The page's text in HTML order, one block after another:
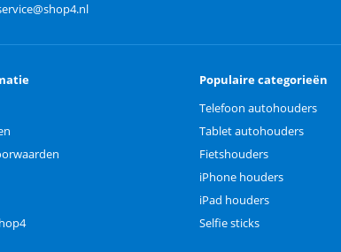
Populaire categorieën
Telefoon autohouders
Tablet autohouders
Fietshouders
iPhone houders
iPad houders
Selfie sticks